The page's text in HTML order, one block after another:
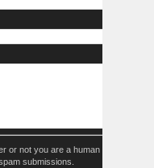
or not you are a human
submissions.